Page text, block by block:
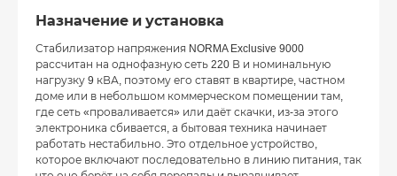
Назначение и установка
Стабилизатор напряжения NORMA Exclusive 9000
рассчитан на однофазную сеть 220 В и номинальную
нагрузку 9 кВА, поэтому его ставят в квартире, частном
доме или в небольшом коммерческом помещении там,
где сеть «проваливается» или даёт скачки, из-за этого
электроника сбивается, а бытовая техника начинает
работать нестабильно. Это отдельное устройство,
которое включают последовательно в линию питания, так